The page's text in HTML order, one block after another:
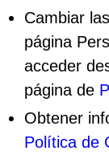
Cambiar
página
acceder
página de
Obtener
Política de